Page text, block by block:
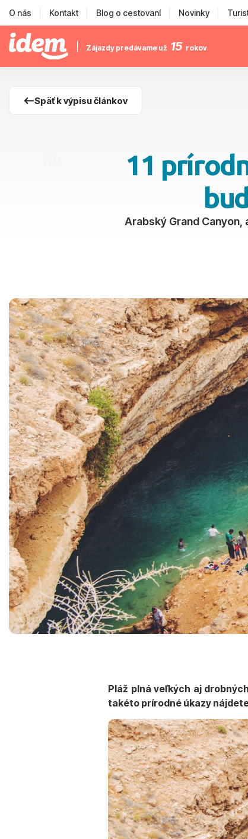
O nás Kontakt Blog o cestovaní Novinky
Zájazdy predávame už 15 rokov
Späť k výpisu článkov
11
Arabský Grand
Pláž plná veľkých aj
takéto prírodné úkazy